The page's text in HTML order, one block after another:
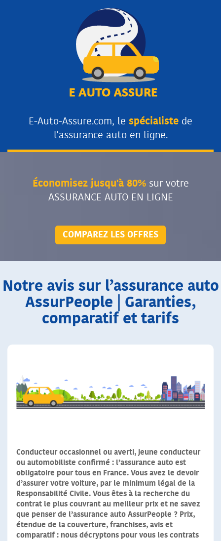
E-Auto-Assure.com, le spécialiste de
l'assurance auto en ligne.
Économisez jusqu'à 80% sur votre
ASSURANCE AUTO EN LIGNE
COMPAREZ LES OFFRES
Notre avis sur l’assurance auto
AssurPeople | Garanties,
comparatif et tarifs
Conducteur occasionnel ou averti, jeune conducteur
ou automobiliste confirmé : l’assurance auto est
obligatoire pour tous en France. Vous avez le devoir
d’assurer votre voiture, par le minimum légal de la
Responsabilité Civile. Vous êtes à la recherche du
contrat le plus couvrant au meilleur prix et ne savez
que penser de l’assurance auto AssurPeople ? Prix,
étendue de la couverture, franchises, avis et
comparatif : nous décryptons pour vous les contrats